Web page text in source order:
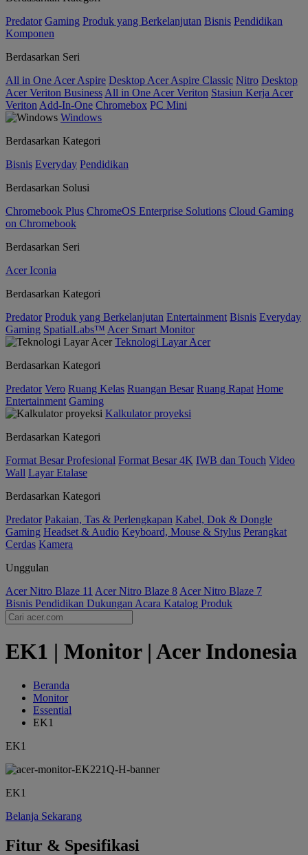
Predator Gaming Produk yang Berkelanjutan Bisnis Pendidikan
Komponen
Berdasarkan Seri
All in One Acer Aspire Desktop Acer Aspire Classic Nitro Desktop
Acer Veriton Business All in One Acer Veriton Stasiun Kerja Acer
Veriton Add-In-One Chromebox PC Mini
Windows
Berdasarkan Kategori
Bisnis Everyday Pendidikan
Berdasarkan Solusi
Chromebook Plus ChromeOS Enterprise Solutions Cloud Gaming
on Chromebook
Berdasarkan Seri
Acer Iconia
Berdasarkan Kategori
Predator Produk yang Berkelanjutan Entertainment Bisnis Everyday
Gaming SpatialLabs™ Acer Smart Monitor
Teknologi Layar Acer
Berdasarkan Kategori
Predator Vero Ruang Kelas Ruangan Besar Ruang Rapat Home
Entertainment Gaming
Kalkulator proyeksi
Berdasarkan Kategori
Format Besar Profesional Format Besar 4K IWB dan Touch Video
Wall Layar Etalase
Berdasarkan Kategori
Predator Pakaian, Tas & Perlengkapan Kabel, Dok & Dongle
Gaming Headset & Audio Keyboard, Mouse & Stylus Perangkat
Cerdas Kamera
Unggulan
Acer Nitro Blaze 11 Acer Nitro Blaze 8 Acer Nitro Blaze 7
Bisnis Pendidikan Dukungan Acara Katalog Produk
EK1 | Monitor | Acer Indonesia
Beranda
Monitor
Essential
EK1
EK1
EK1
Belanja Sekarang
Fitur & Spesifikasi